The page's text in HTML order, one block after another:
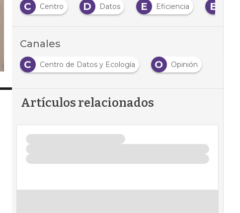
C Centro D Datos E Eficiencia E
Canales
C
Centro de Datos y Ecología O Opinión
Artículos relacionados